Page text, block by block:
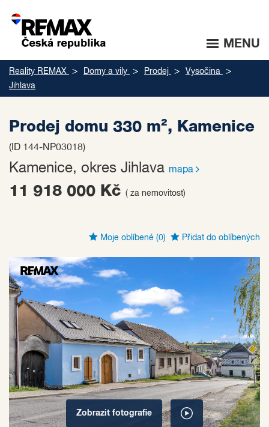
MENU
Reality REMAX Domy a vily Prodej
Vysočina
Jihlava
Prodej domu 330 m², Kamenice
(ID 144-NP03018)
Kamenice, okres Jihlava mapa
11 918 000 Kč ( za nemovitost)
Moje oblíbené (0) Přidat do oblíbených
Zobrazit fotografie